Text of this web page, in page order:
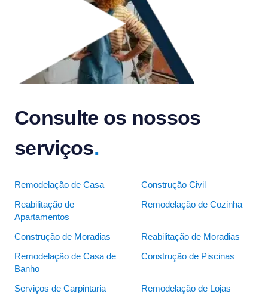
Consulte os nossos
serviços.
Remodelação de Casa Construção Civil
Reabilitação de
Apartamentos
Remodelação de Cozinha
Construção de Moradias Reabilitação de Moradias
Remodelação de Casa de
Banho
Construção de Piscinas
Serviços de Carpintaria Remodelação de Lojas